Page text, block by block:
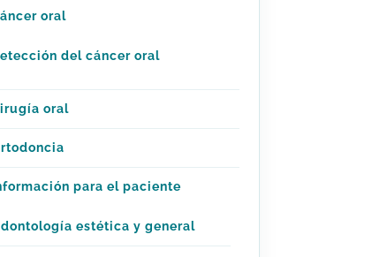
oral
del cáncer oral
oral
para el paciente
estética y general